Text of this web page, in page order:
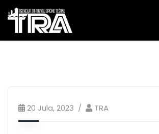
20 Jula, 2023 TRA